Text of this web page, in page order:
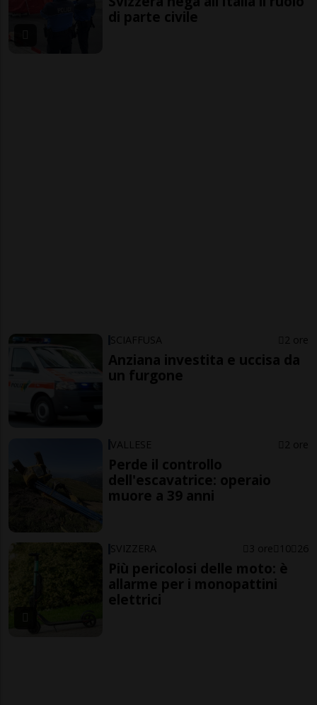
di parte civile
SCIAFFUSA 2 ore
Anziana investita e uccisa da
un furgone
VALLESE 2 ore
Perde il controllo
dell'escavatrice: operaio
muore a 39 anni
SVIZZERA 3 ore 10 26
Più pericolosi delle moto: è
allarme per i monopattini
elettrici